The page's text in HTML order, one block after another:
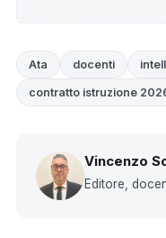
Ata docenti
contratto istruzione
Vincenzo
Editore,